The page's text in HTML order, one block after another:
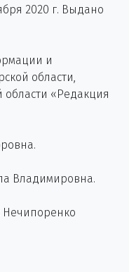
2020 г. Выдано
и
области,
«Редакция
Владимировна.
Нечипоренко